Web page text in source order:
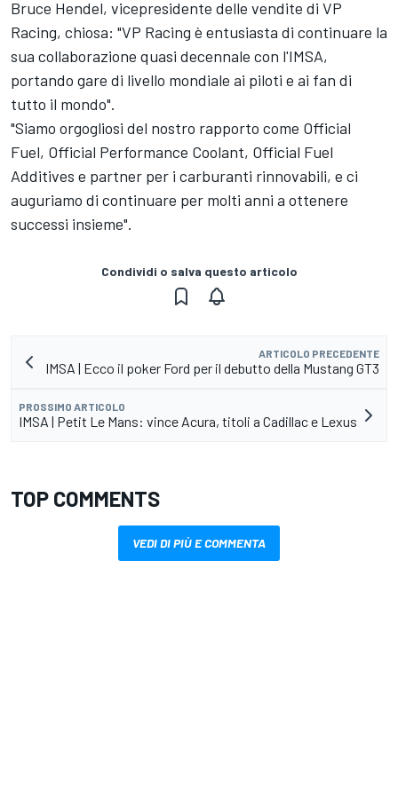
Bruce Hendel, vicepresidente delle vendite di VP
Racing, chiosa: "VP Racing è entusiasta di continuare la
sua collaborazione quasi decennale con l'IMSA,
portando gare di livello mondiale ai piloti e ai fan di
tutto il mondo".
"Siamo orgogliosi del nostro rapporto come Official
Fuel, Official Performance Coolant, Official Fuel
Additives e partner per i carburanti rinnovabili, e ci
auguriamo di continuare per molti anni a ottenere
successi insieme".
Condividi o salva questo articolo
ARTICOLO PRECEDENTE
IMSA | Ecco il poker Ford per il debutto della Mustang GT3
PROSSIMO ARTICOLO
IMSA | Petit Le Mans: vince Acura, titoli a Cadillac e Lexus
TOP COMMENTS
VEDI DI PIÙ E COMMENTA